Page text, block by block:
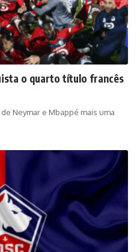
o quarto título francês
Neymar e Mbappé mais uma